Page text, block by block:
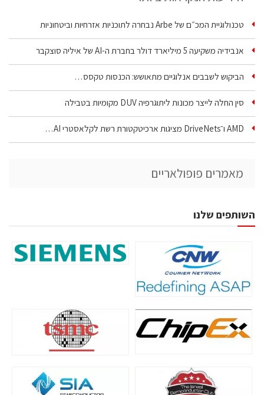
טכנולוגיית המכ״ם של Arbe נבחרה לתוכניות אזרחיות וביטחוניות
אנבידיה משקיעה 5 מיליארד דולר בחברת ה-AI של איליה סוצקבר
הביקוש לשבבים אנלוגיים מתאושש: הכנסות טקסס…
סין החלה לייצר מכונות ליתוגרפיה DUV מקומיות בטבילה
AMD ו־DriveNets מציגות ארכיטקטורת רשת לקלאסטרי AI…
מאמרים פופולאריים
השותפים שלנו